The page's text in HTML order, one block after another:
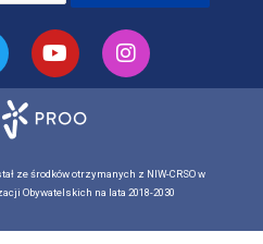
YoutubeInstagram
ze środków otrzymanych z NIW-CRSO w
Obywatelskich na lata 2018-2030